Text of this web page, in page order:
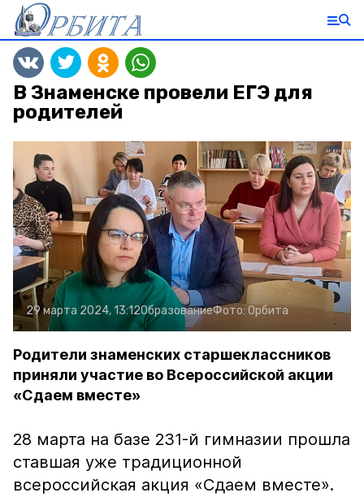
В Знаменске провели ЕГЭ для
родителей
29 марта 2024, 13:12ОбразованиеФото: Орбита
Родители знаменских старшеклассников
приняли участие во Всероссийской акции
«Сдаем вместе»
28 марта на базе 231-й гимназии прошла
ставшая уже традиционной
всероссийская акция «Сдаем вместе».